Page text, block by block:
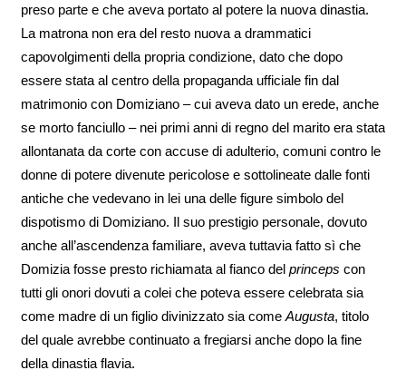
preso parte e che aveva portato al potere la nuova dinastia.
La matrona non era del resto nuova a drammatici
capovolgimenti della propria condizione, dato che dopo
essere stata al centro della propaganda ufficiale fin dal
matrimonio con Domiziano – cui aveva dato un erede, anche
se morto fanciullo – nei primi anni di regno del marito era stata
allontanata da corte con accuse di adulterio, comuni contro le
donne di potere divenute pericolose e sottolineate dalle fonti
antiche che vedevano in lei una delle figure simbolo del
dispotismo di Domiziano. Il suo prestigio personale, dovuto
anche all’ascendenza familiare, aveva tuttavia fatto sì che
Domizia fosse presto richiamata al fianco del princeps con
tutti gli onori dovuti a colei che poteva essere celebrata sia
come madre di un figlio divinizzato sia come Augusta, titolo
del quale avrebbe continuato a fregiarsi anche dopo la fine
della dinastia flavia.